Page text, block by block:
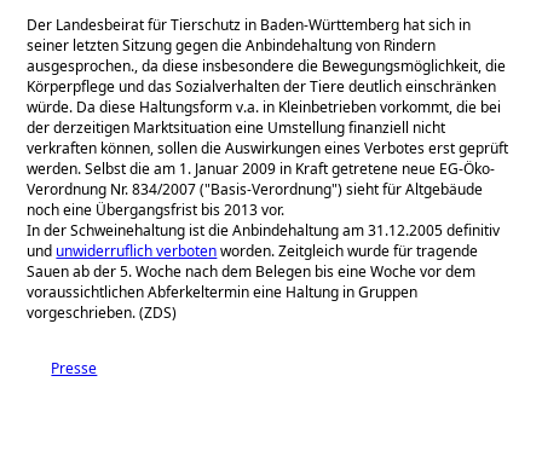
Der Landesbeirat für Tierschutz in Baden-Württemberg hat sich in
seiner letzten Sitzung gegen die Anbindehaltung von Rindern
ausgesprochen., da diese insbesondere die Bewegungsmöglichkeit, die
Körperpflege und das Sozialverhalten der Tiere deutlich einschränken
würde. Da diese Haltungsform v.a. in Kleinbetrieben vorkommt, die bei
der derzeitigen Marktsituation eine Umstellung finanziell nicht
verkraften können, sollen die Auswirkungen eines Verbotes erst geprüft
werden. Selbst die am 1. Januar 2009 in Kraft getretene neue EG-Öko-
Verordnung Nr. 834/2007 ( Basis-Verordnung ) sieht für Altgebäude
noch eine Übergangsfrist bis 2013 vor.
In der Schweinehaltung ist die Anbindehaltung am 31.12.2005 definitiv
und unwiderruflich verbotenworden. Zeitgleich wurde für tragende
Sauen ab der 5. Woche nach dem Belegen bis eine Woche vor dem
voraussichtlichen Abferkeltermin eine Haltung in Gruppen
vorgeschrieben. (ZDS)
Presse